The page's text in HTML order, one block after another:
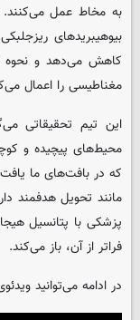
به مخاط عمل
بیوهیبریدهای
کاهش می‌دهد و نحوه
مغناطیسی را اعمال
این تیم تحقیقاتی
محیط‌های پیچیده و
که در بافت‌های ما
مانند تحویل هدفمند
پزشکی با پتانسیل
فراتر از آن، باز می‌کند.
در ادامه می‌توانید